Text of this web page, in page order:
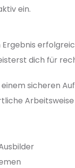
ein.
dich für
sicheren